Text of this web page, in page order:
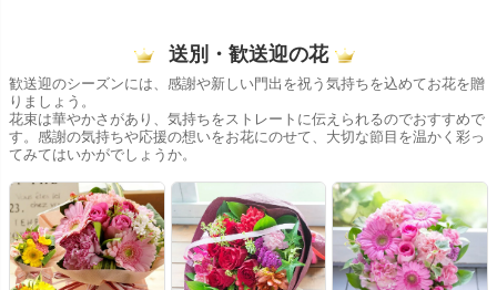
送別・歓送迎の花
歓送迎のシーズンには、感謝や新しい門出を祝う気持ちを込めてお花を贈
りましょう。
花束は華やかさがあり、気持ちをストレートに伝えられるのでおすすめで
す。感謝の気持ちや応援の想いをお花にのせて、大切な節目を温かく彩っ
てみてはいかがでしょうか。